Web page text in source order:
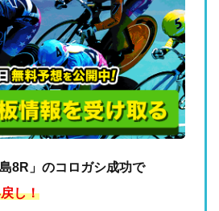
8R」のコロガシ成功で
し！